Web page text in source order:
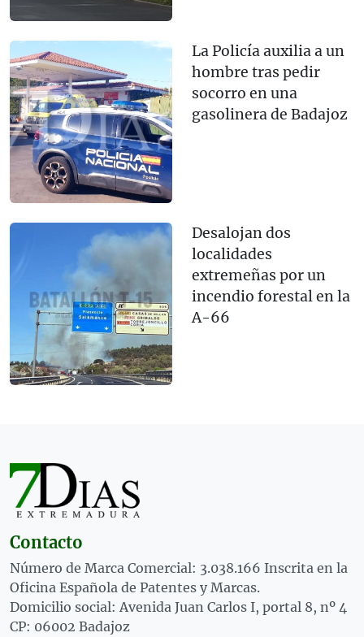
La Policía auxilia a un
hombre tras pedir
socorro en una
gasolinera de Badajoz
Desalojan dos
localidades
extremeñas por un
incendio forestal en la
A-66
Contacto
Número de Marca Comercial: 3.038.166 Inscrita en la
Oficina Española de Patentes y Marcas.
Domicilio social: Avenida Juan Carlos I, portal 8, nº 4
CP: 06002 Badajoz